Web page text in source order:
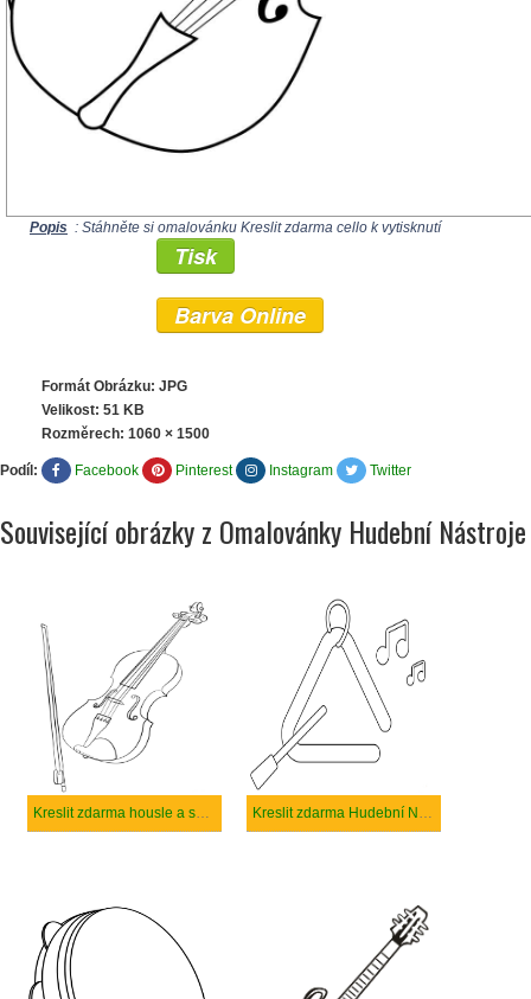
Popis : Stáhněte si omalovánku Kreslit zdarma cello k vytisknutí
Tisk
Barva Online
Formát Obrázku: JPG
Velikost: 51 KB
Rozměrech: 1060 × 1500
Podíl: Facebook Pinterest Instagram Twitter
Související obrázky z Omalovánky Hudební Nástroje
Kreslit zdarma housle a smyčec Kreslit zdarma Hudební Nástroje tisknutelné